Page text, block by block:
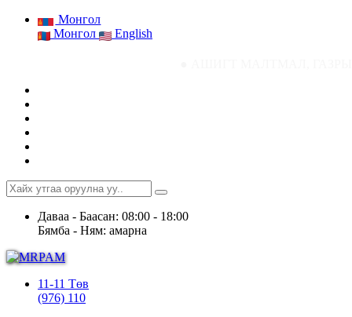
Монгол
Монгол
English
Даваа - Баасан: 08:00 - 18:00
Бямба - Ням: амарна
11-11 Төв
(976) 110